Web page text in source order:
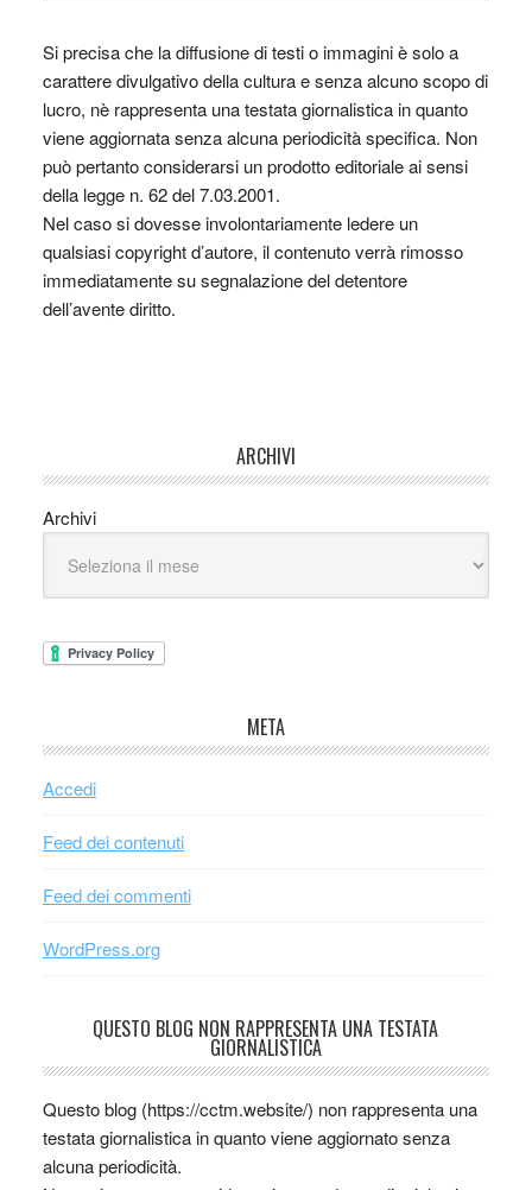
Si precisa che la diffusione di testi o immagini è solo a
carattere divulgativo della cultura e senza alcuno scopo di
lucro, nè rappresenta una testata giornalistica in quanto
viene aggiornata senza alcuna periodicità specifica. Non
può pertanto considerarsi un prodotto editoriale ai sensi
della legge n. 62 del 7.03.2001.
Nel caso si dovesse involontariamente ledere un
qualsiasi copyright d’autore, il contenuto verrà rimosso
immediatamente su segnalazione del detentore
dell’avente diritto.
ARCHIVI
Archivi
META
Accedi
Feed dei contenuti
Feed dei commenti
WordPress.org
QUESTO BLOG NON RAPPRESENTA UNA TESTATA
GIORNALISTICA
Questo blog (https://cctm.website/) non rappresenta una
testata giornalistica in quanto viene aggiornato senza
alcuna periodicità.